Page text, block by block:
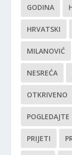
GODINA
HRVATSKI
MILANOVIĆ
NESREĆA
OTKRIVENO
POGLEDAJTE
PRIJETI